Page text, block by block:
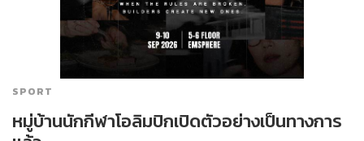
SPORT
หมู่บ้านนักกีฬาโอลิมปิกเปิดตัวอย่างเป็นทางการ